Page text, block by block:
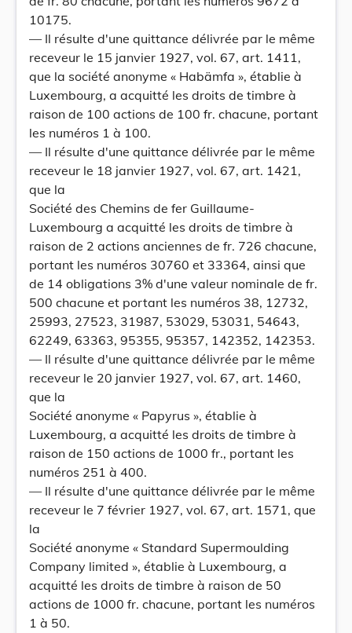
10175.
— Il résulte d'une quittance délivrée par le même
receveur le 15 janvier 1927, vol. 67, art. 1411,
que la société anonyme « Habämfa », établie à
Luxembourg, a acquitté les droits de timbre à
raison de 100 actions de 100 fr. chacune, portant
les numéros 1 à 100.
— Il résulte d'une quittance délivrée par le même
receveur le 18 janvier 1927, vol. 67, art. 1421,
que la
Société des Chemins de fer Guillaume-
Luxembourg a acquitté les droits de timbre à
raison de 2 actions anciennes de fr. 726 chacune,
portant les numéros 30760 et 33364, ainsi que
de 14 obligations 3% d'une valeur nominale de fr.
500 chacune et portant les numéros 38, 12732,
25993, 27523, 31987, 53029, 53031, 54643,
62249, 63363, 95355, 95357, 142352, 142353.
— Il résulte d'une quittance délivrée par le même
receveur le 20 janvier 1927, vol. 67, art. 1460,
que la
Société anonyme « Papyrus », établie à
Luxembourg, a acquitté les droits de timbre à
raison de 150 actions de 1000 fr., portant les
numéros 251 à 400.
— Il résulte d'une quittance délivrée par le même
receveur le 7 février 1927, vol. 67, art. 1571, que
la
Société anonyme « Standard Supermoulding
Company limited », établie à Luxembourg, a
acquitté les droits de timbre à raison de 50
actions de 1000 fr. chacune, portant les numéros
1 à 50.